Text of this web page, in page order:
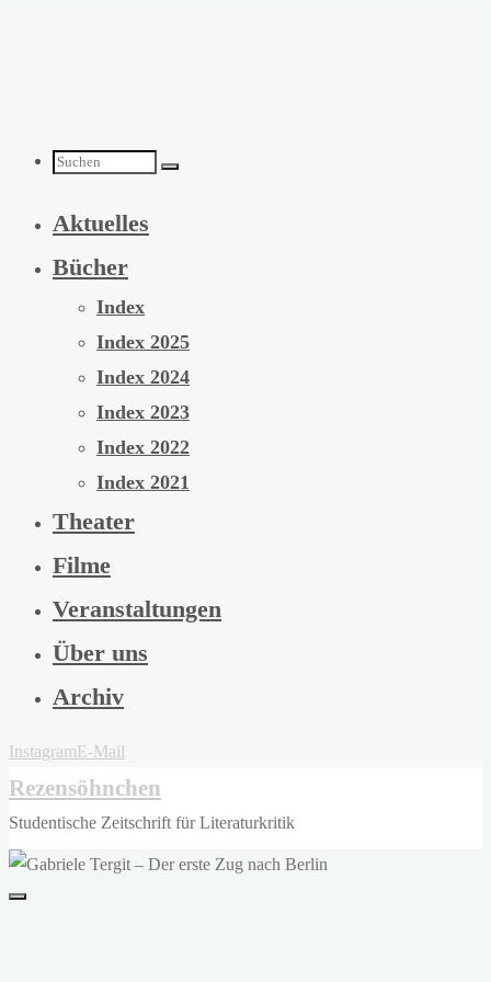
Suchen
nach:
Aktuelles
Bücher
Index
Index 2025
Index 2024
Index 2023
Index 2022
Index 2021
Theater
Filme
Veranstaltungen
Über uns
Archiv
InstagramE-Mail
Rezensöhnchen
Studentische Zeitschrift für Literaturkritik